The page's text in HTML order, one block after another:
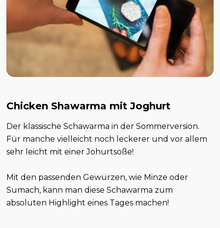
Chicken Shawarma mit Joghurt
Der klassische Schawarma in der Sommerversion.
Für manche vielleicht noch leckerer und vor allem
sehr leicht mit einer Johurtsoße!
Mit den passenden Gewürzen, wie Minze oder
Sumach, kann man diese Schawarma zum
absoluten Highlight eines Tages machen!